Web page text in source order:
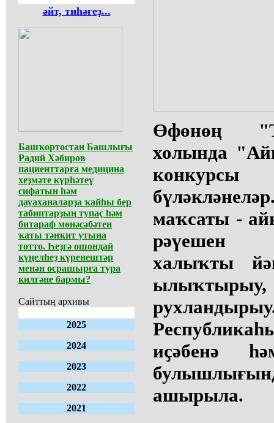
әйт, тиһәгеҙ...
Башҡортостан Башлығы
Радий Хәбиров
пациенттарға медицина
хеҙмәте күрһәтеү
сифатын һәм
дауаханаларҙа ҡайһы бер
табиптарҙың тупаҫ һәм
битараф мөнәсәбәтен
ҡаты тәнҡит утына
тотто. Һеҙгә ошондай
күңелһеҙ күренештәр
менән осрашырға тура
килгәне бармы?
Сайттың архивы
2025
2024
2023
2022
2021
Өфөнөң
холында
маҡсаты -
рәүешен
халыҡты
иҫәбенә
ашырыла.